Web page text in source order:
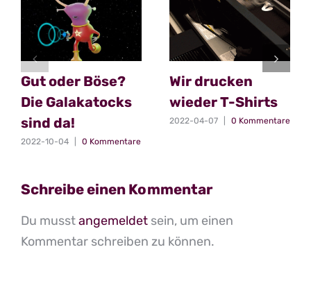
Gut oder Böse?
Die Galakatocks
sind da!
2022-10-04 0 Kommentare
Wir drucken
wieder T-Shirts
2022-04-07 0 Kommentare
Schreibe einen Kommentar
Du musstangemeldet sein, um einen
Kommentar schreiben zu können.